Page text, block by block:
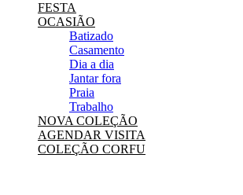
FESTA
OCASIÃO
Batizado
Casamento
Dia a dia
Jantar fora
Praia
Trabalho
NOVA COLEÇÃO
AGENDAR VISITA
COLEÇÃO CORFU